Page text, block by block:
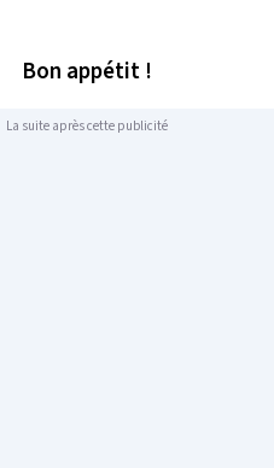
Bon appétit !
La suite après cette publicité